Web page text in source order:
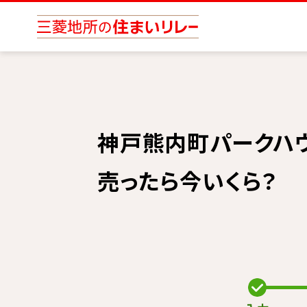
神戸熊内町パークハ
売ったら今いくら？